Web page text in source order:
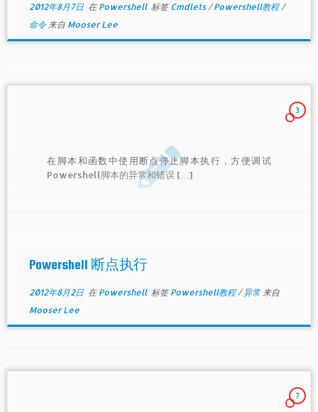
2012年8月7日在 Powershell 标签Cmdlets/Powershell教程/
命令 来自 Mooser Lee
3
在脚本和函数中使用断点停止脚本执行，方便调试
Powershell脚本的异常和错误 […]
Powershell 断点执行
2012年8月2日在 Powershell 标签Powershell教程/异常 来自
Mooser Lee
7